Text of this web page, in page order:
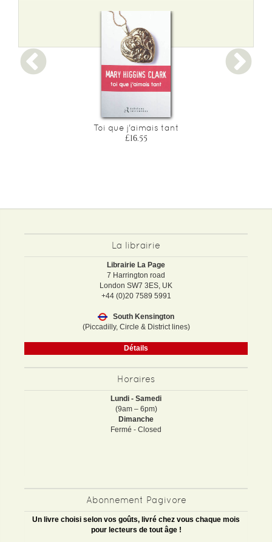
Toi que j'aimais tant
£16.55
La librairie
Librairie La Page
7 Harrington road
London SW7 3ES, UK
+44 (0)20 7589 5991
South Kensington
(Piccadilly, Circle & District lines)
Détails
Horaires
Lundi - Samedi
(9am – 6pm)
Dimanche
Fermé - Closed
Abonnement Pagivore
Un livre choisi selon vos goûts, livré chez vous chaque mois
pour lecteurs de tout âge !